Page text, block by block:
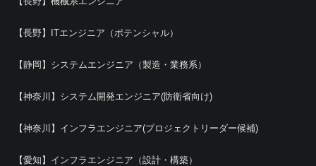
【長野】ITエンジニア（ポテンシャル）
【静岡】システムエンジニア（製造・業務系）
【神奈川】システム開発エンジニア(防衛省向け)
【神奈川】インフラエンジニア(プロジェクトリーダー候補)
【愛知】インフラエンジニア（設計・構築）